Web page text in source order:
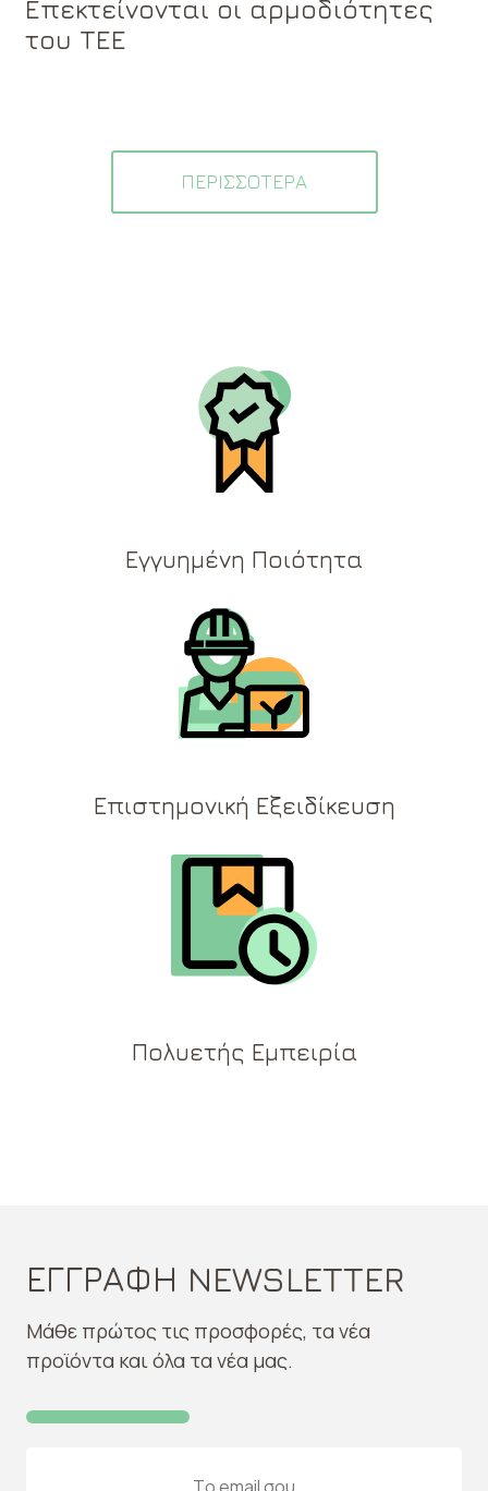
Επεκτείνονται οι αρμοδιότητες
του ΤΕΕ
ΠΕΡΙΣΣΟΤΕΡΑ
Εγγυημένη Ποιότητα
Επιστημονική Εξειδίκευση
Πολυετής Εμπειρία
ΕΓΓΡΑΦΗ NEWSLETTER
Μάθε πρώτος τις προσφορές, τα νέα
προϊόντα και όλα τα νέα μας.